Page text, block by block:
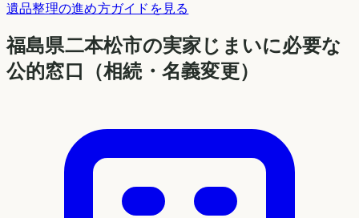
遺品整理の進め方ガイドを見る
福島県二本松市の実家じまいに必要な
公的窓口（相続・名義変更）